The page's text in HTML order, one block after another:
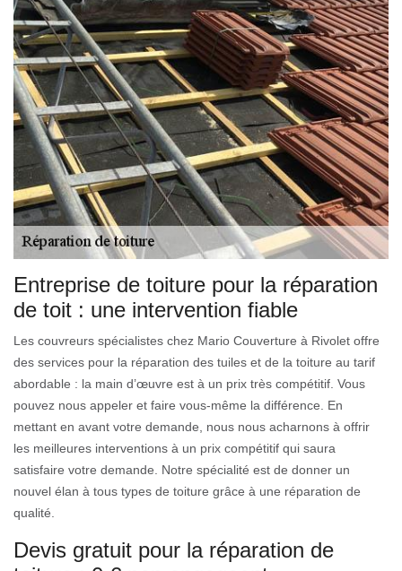
Entreprise de toiture pour la réparation
de toit : une intervention fiable
Les couvreurs spécialistes chez Mario Couverture à Rivolet offre
des services pour la réparation des tuiles et de la toiture au tarif
abordable : la main d’œuvre est à un prix très compétitif. Vous
pouvez nous appeler et faire vous-même la différence. En
mettant en avant votre demande, nous nous acharnons à offrir
les meilleures interventions à un prix compétitif qui saura
satisfaire votre demande. Notre spécialité est de donner un
nouvel élan à tous types de toiture grâce à une réparation de
qualité.
Devis gratuit pour la réparation de